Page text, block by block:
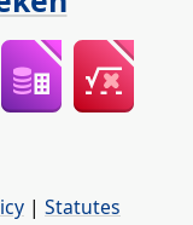
| Statutes